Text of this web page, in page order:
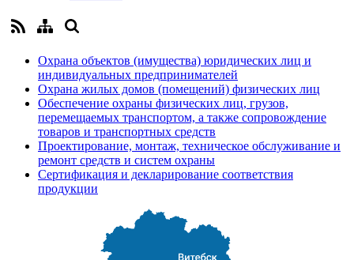
Охрана объектов (имущества) юридических лиц и
индивидуальных предпринимателей
Охрана жилых домов (помещений) физических лиц
Обеспечение охраны физических лиц, грузов,
перемещаемых транспортом, а также сопровождение
товаров и транспортных средств
Проектирование, монтаж, техническое обслуживание и
ремонт средств и систем охраны
Сертификация и декларирование соответствия
продукции